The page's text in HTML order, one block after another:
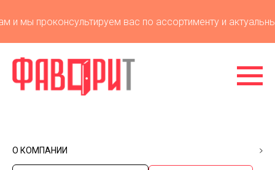
проконсультируем вас по ассортименту и актуальным
О КОМПАНИИ